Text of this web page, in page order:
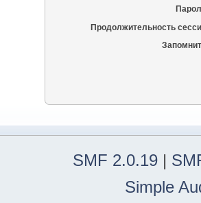
Продолжительность
SMF 2.0.19 |
Simple